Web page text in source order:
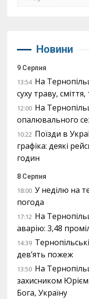
Новини
9 Серпня
13:54 На
суху траву, сміття,
12:00 На
опалювального
10:22 Поїзди в
графіка: деякі
годин
8 Серпня
18:00 У неділю на
погода
17:12 На
аварію: 3,48
14:39
дев’ять пожеж
13:50 На
захисником
Бога, Україну